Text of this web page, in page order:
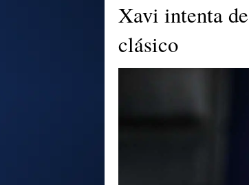
Xavi intenta
clásico